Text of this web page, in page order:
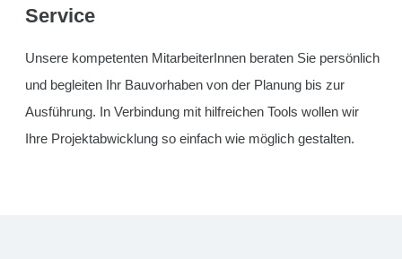
Service
Unsere kompetenten MitarbeiterInnen beraten Sie persönlich
und begleiten Ihr Bauvorhaben von der Planung bis zur
Ausführung. In Verbindung mit hilfreichen Tools wollen wir
Ihre Projektabwicklung so einfach wie möglich gestalten.